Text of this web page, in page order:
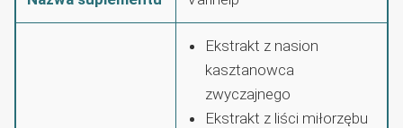
Ekstrakt z nasion
kasztanowca
zwyczajnego
Ekstrakt z liści miłorzębu